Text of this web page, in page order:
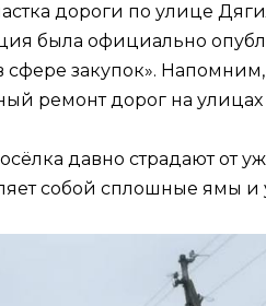
дороги по улице
была официально
сфере закупок».
ремонт дорог на
давно страдают от
собой сплошные ямы и